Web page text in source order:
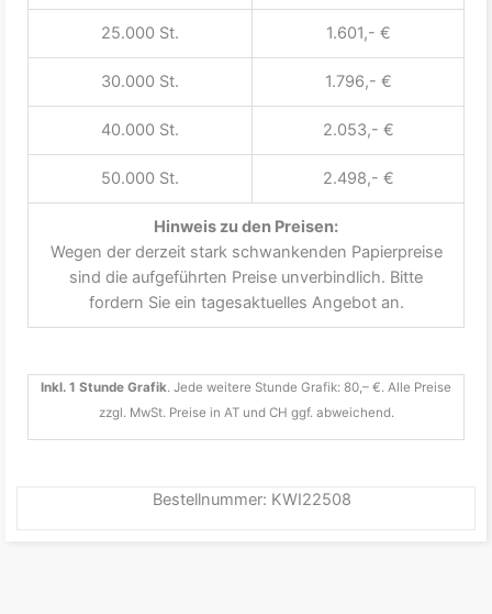
25.000 St. 1.601,- €
30.000 St. 1.796,- €
40.000 St. 2.053,- €
50.000 St. 2.498,- €
Hinweis zu den Preisen:
Wegen der derzeit stark schwankenden Papierpreise
sind die aufgeführten Preise unverbindlich. Bitte
fordern Sie ein tagesaktuelles Angebot an.
Inkl. 1 Stunde Grafik. Jede weitere Stunde Grafik: 80,– €. Alle Preise
zzgl. MwSt. Preise in AT und CH ggf. abweichend.
Bestellnummer: KWI22508